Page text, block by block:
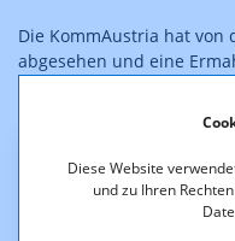
Diese Website
und zu Ihren
Die KommAustria hat von
abgesehen und eine
Der Bescheid ist
Downloads
KOA_1.314-11-